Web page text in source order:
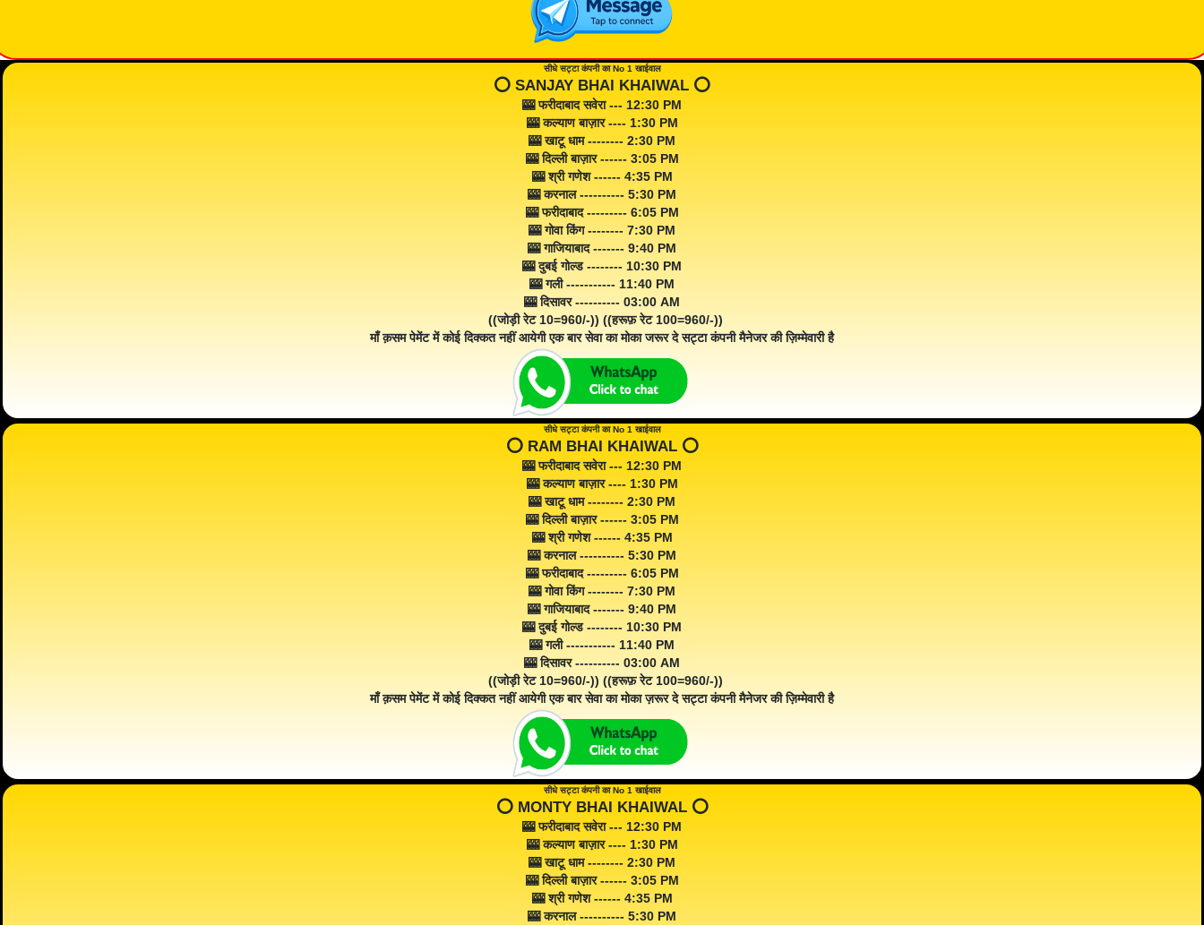
सीधे सट्टा कंपनी का No 1 खाईवाल
⭕️ SANJAY BHAI KHAIWAL ⭕️
🎰 फरीदाबाद सवेरा --- 12:30 PM
🎰 कल्याण बाज़ार ---- 1:30 PM
🎰 खाटू धाम -------- 2:30 PM
🎰 दिल्ली बाज़ार ------ 3:05 PM
🎰 श्री गणेश ------ 4:35 PM
🎰 करनाल ---------- 5:30 PM
🎰 फरीदाबाद --------- 6:05 PM
🎰 गोवा किंग -------- 7:30 PM
🎰 गाजियाबाद ------- 9:40 PM
🎰 दुबई गोल्ड -------- 10:30 PM
🎰 गली ----------- 11:40 PM
🎰 दिसावर ---------- 03:00 AM
((जोड़ी रेट 10=960/-)) ((हरूफ़ रेट 100=960/-))
माँ क़सम पेमेंट में कोई दिक्कत नहीं आयेगी एक बार सेवा का मोका जरूर दे सट्टा कंपनी मैनेजर की ज़िम्मेवारी है
सीधे सट्टा कंपनी का No 1 खाईवाल
⭕️ RAM BHAI KHAIWAL ⭕️
🎰 फरीदाबाद सवेरा --- 12:30 PM
🎰 कल्याण बाज़ार ---- 1:30 PM
🎰 खाटू धाम -------- 2:30 PM
🎰 दिल्ली बाज़ार ------ 3:05 PM
🎰 श्री गणेश ------ 4:35 PM
🎰 करनाल ---------- 5:30 PM
🎰 फरीदाबाद --------- 6:05 PM
🎰 गोवा किंग -------- 7:30 PM
🎰 गाजियाबाद ------- 9:40 PM
🎰 दुबई गोल्ड -------- 10:30 PM
🎰 गली ----------- 11:40 PM
🎰 दिसावर ---------- 03:00 AM
((जोड़ी रेट 10=960/-)) ((हरूफ़ रेट 100=960/-))
माँ क़सम पेमेंट में कोई दिक्कत नहीं आयेगी एक बार सेवा का मोका ज़रूर दे सट्टा कंपनी मैनेजर की ज़िम्मेवारी है
सीधे सट्टा कंपनी का No 1 खाईवाल
⭕️ MONTY BHAI KHAIWAL ⭕️
🎰 फरीदाबाद सवेरा --- 12:30 PM
🎰 कल्याण बाज़ार ---- 1:30 PM
🎰 खाटू धाम -------- 2:30 PM
🎰 दिल्ली बाज़ार ------ 3:05 PM
🎰 श्री गणेश ------ 4:35 PM
🎰 करनाल ---------- 5:30 PM